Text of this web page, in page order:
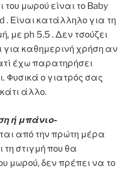
μωρού είναι το Baby
. Είναι κατάλληλο για τη
με ph 5.5 . Δεν τσούζει
καθημερινή χρήση αν
έχω παρατηρήσει
Φυσικά ο γιατρός σας
άλλο.
ή μπάνιο-
από την πρώτη μέρα
στιγμή που θα
μωρού, δεν πρέπει να το